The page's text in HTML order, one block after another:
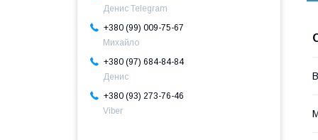
Денис Telegram
+380 (99) 009-75-67
Михайло
+380 (97) 684-84-84
Денис
+380 (93) 273-76-46
Viber